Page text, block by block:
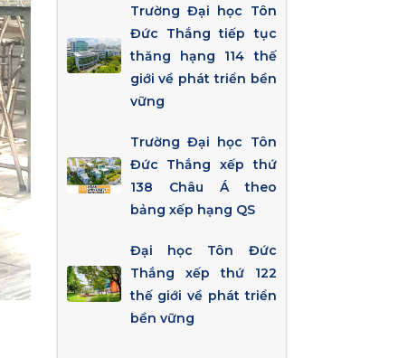
Trường Đại học Tôn
Đức Thắng tiếp tục
thăng hạng 114 thế
giới về phát triển bền
vững
Trường Đại học Tôn
Đức Thắng xếp thứ
138 Châu Á theo
bảng xếp hạng QS
Đại học Tôn Đức
Thắng xếp thứ 122
thế giới về phát triển
bền vững